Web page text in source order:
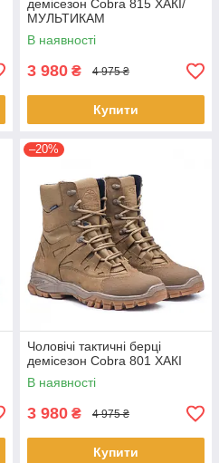
демісезон Cobra 815 ХАКІ/
МУЛЬТИКАМ
В наявності
3 980 ₴ 4 975 ₴
Купити
–20%
Чоловічі тактичні берці
демісезон Cobra 801 ХАКІ
В наявності
3 980 ₴ 4 975 ₴
Купити